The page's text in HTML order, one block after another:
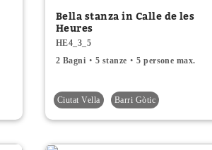
Bella stanza in Calle de les
Heures
HE4_3_5
2 Bagni
5 stanze 5 persone max.
Ciutat Vella Barri Gòtic